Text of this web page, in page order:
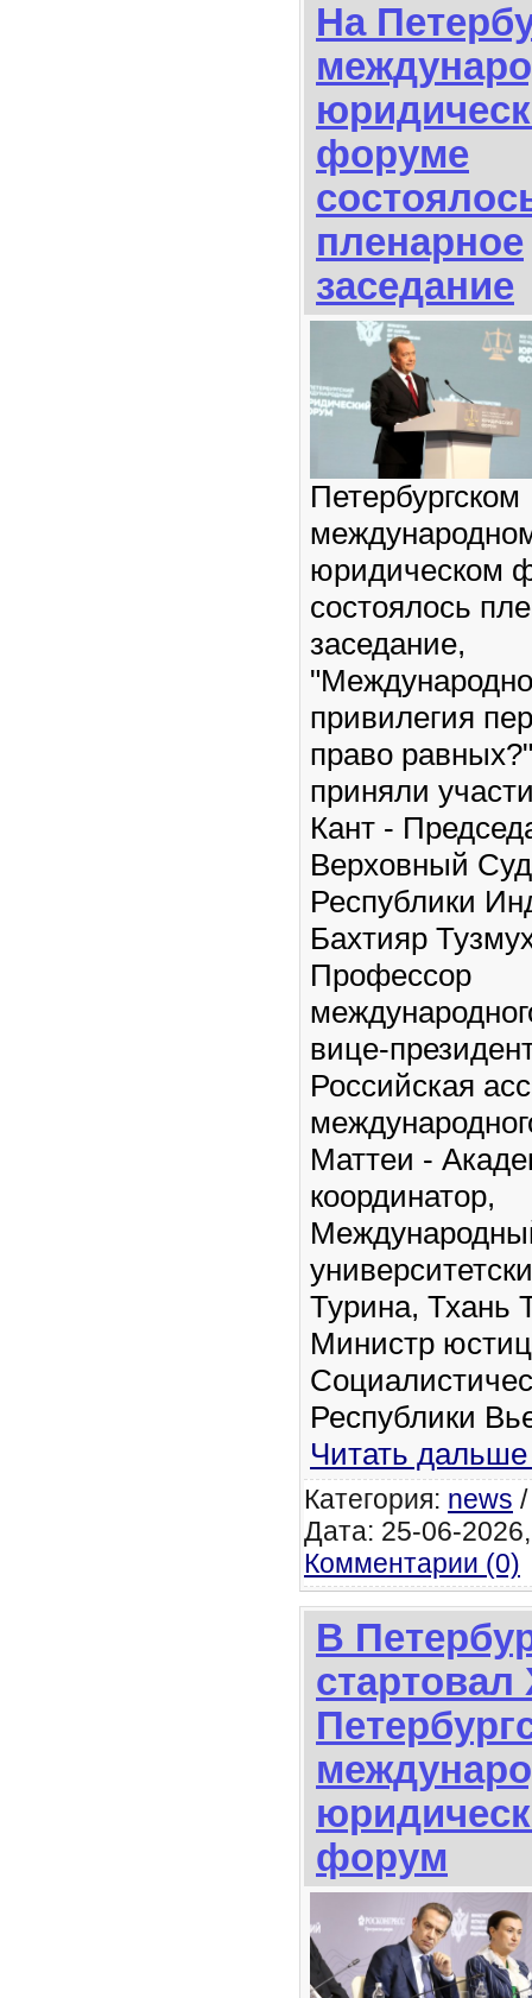
На
форуме
пленарное
заседание
Петербургском
юридическом
состоялось
заседание,
привилегия
право
приняли
Кант -
Верховный Суд
Республики
Бахтияр
Профессор
вице-
Российская
Маттеи -
координатор,
Турина, Тхань
Министр
Республики
Читать
Категория: news
Дата: 25-06-
Комментарии (0)
В
стартовал
форум